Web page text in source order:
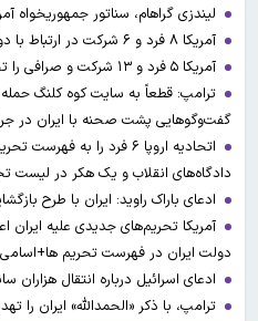
لیندزی گراهام، سناتور جمهوریخواه
آمریکا ۸ فرد و ۶ شرکت در ارتباط با دولت ایران را تحریم کرد
آمریکا ۵ فرد و ۱۳ شرکت و صرافی را تحریم کرد+اسامی
ترامپ: قطعاً به سایت کوه کلنگ
گفت‌وگوهایی پشت صحنه با ایران در
اتحادیه اروپا ۶ فرد را به
دادگاه‌های انقلاب و یک هکر در لیست
ادعای باراک راوید: ایران با طرح
دولت ایران در فهرست تحریم ها+اسامی
ادعای اسرائیل درباره انتقال هزاران
ترامپ، با ذکر «الحمدالله» ایران را